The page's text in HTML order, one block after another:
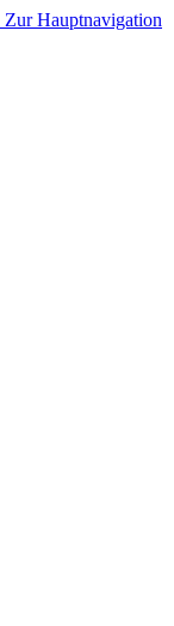
Zur Hauptnavigation